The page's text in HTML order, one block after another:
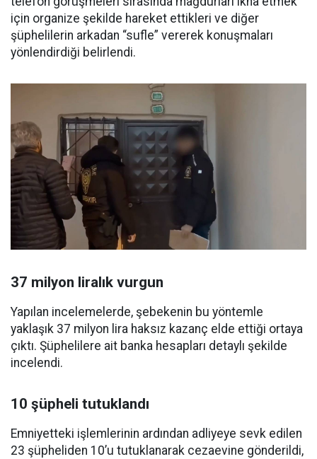
için organize şekilde hareket ettikleri ve diğer
şüphelilerin arkadan “sufle” vererek konuşmaları
yönlendirdiği belirlendi.
37 milyon liralık vurgun
Yapılan incelemelerde, şebekenin bu yöntemle
yaklaşık 37 milyon lira haksız kazanç elde ettiği ortaya
çıktı. Şüphelilere ait banka hesapları detaylı şekilde
incelendi.
10 şüpheli tutuklandı
Emniyetteki işlemlerinin ardından adliyeye sevk edilen
23 şüpheliden 10’u tutuklanarak cezaevine gönderildi,